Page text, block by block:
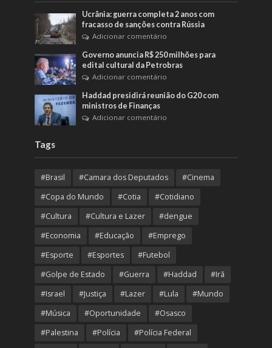
Ucrânia: guerra completa 2 anos com
fracasso de sanções contra Rússia
Adicionar comentário
Governo anuncia R$ 250 milhões para
edital cultural da Petrobras
Adicionar comentário
Haddad presidirá reunião do G20 com
ministros de Finanças
Adicionar comentário
Tags
#Brasil #Camara dos Deputados
#Cinema
#Copa do Mundo
#Cotia
#Cotidiano
#Cultura
#Cultura e Lazer
#dengue
#Economia
#Educação
#Emprego
#Esporte
#Esportes
#Futebol
#Golpe de Estado
#Guerra #Haddad
#Irã
#Israel
#Justiça #Lazer #Lula
#Mundo
#Música
#Oportunidade
#Osasco
#Palestina
#Polícia
#Polícia Federal